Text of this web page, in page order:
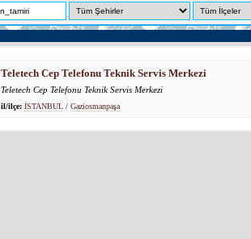
Teletech Cep Telefonu Teknik Servis Merkezi
Teletech Cep Telefonu Teknik Servis Merkezi
il/ilçe: İSTANBUL / Gaziosmanpaşa